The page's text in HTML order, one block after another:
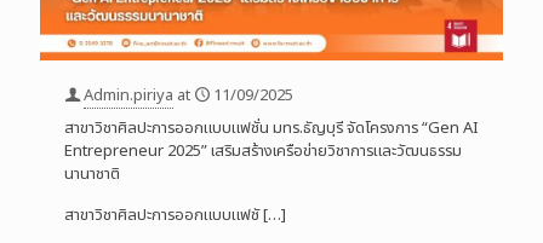
Admin.piriya at
11/09/2025
สาขาวิชาศิลปะการออกแบบแฟชั่น มทร.ธัญบุรี จัดโครงการ “Gen AI
Entrepreneur 2025” เสริมสร้างเครือข่ายวิชาการและวัฒนธรรม
นานาชาติ
สาขาวิชาศิลปะการออกแบบแฟชั[…]